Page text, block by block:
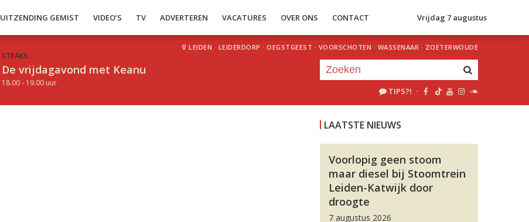
UITZENDING GEMIST VIDEO’S TV ADVERTEREN VACATURES OVER ONS CONTACT Vrijdag 7 augustus
STRAKS:
De vrijdagavond met Keanu
18.00 - 19.00 uur
LEIDEN · LEIDERDORP · OEGSTGEEST · VOORSCHOTEN · WASSENAAR · ZOETERWOUDE
TIPS?! ·
LAATSTE NIEUWS
Voorlopig geen stoom
maar diesel bij Stoomtrein
Leiden-Katwijk door
droogte
7 augustus 2026